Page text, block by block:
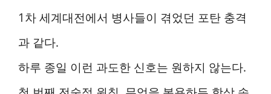
1차 세계대전에서 병사들이 겪었던 포탄 충격
과 같다.
하루 종일 이런 과도한 신호는 원하지 않는다.